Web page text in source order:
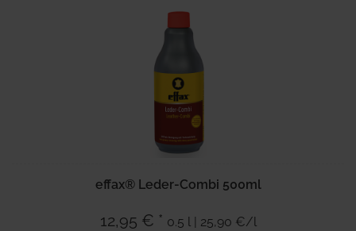
effax® Leder-Combi 500ml
12,95 € * 0.5 l | 25,90 €/l